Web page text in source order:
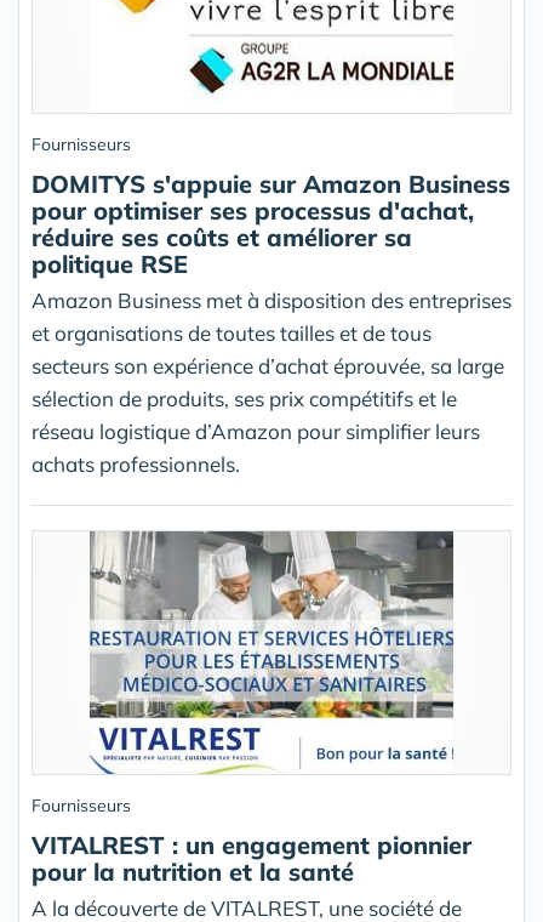
Fournisseurs
DOMITYS s'appuie sur Amazon Business
pour optimiser ses processus d'achat,
réduire ses coûts et améliorer sa
politique RSE
Amazon Business met à disposition des entreprises
et organisations de toutes tailles et de tous
secteurs son expérience d’achat éprouvée, sa large
sélection de produits, ses prix compétitifs et le
réseau logistique d’Amazon pour simplifier leurs
achats professionnels.
Fournisseurs
VITALREST : un engagement pionnier
pour la nutrition et la santé
A la découverte de VITALREST, une société de